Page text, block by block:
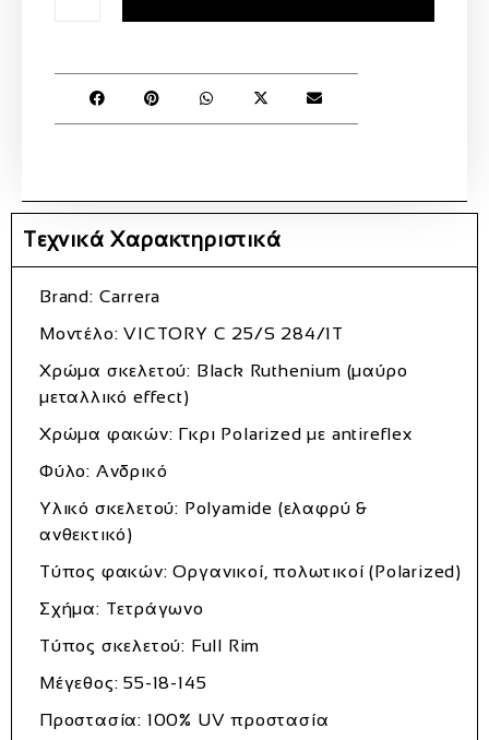
Τεχνικά Χαρακτηριστικά
Brand: Carrera
Μοντέλο: VICTORY C 25/S 284/1T
Χρώμα σκελετού: Black Ruthenium (μαύρο
μεταλλικό effect)
Χρώμα φακών: Γκρι Polarized με antireflex
Φύλο: Ανδρικό
Υλικό σκελετού: Polyamide (ελαφρύ &
ανθεκτικό)
Τύπος φακών: Οργανικοί, πολωτικοί (Polarized)
Σχήμα: Τετράγωνο
Τύπος σκελετού: Full Rim
Μέγεθος: 55-18-145
Προστασία: 100% UV προστασία